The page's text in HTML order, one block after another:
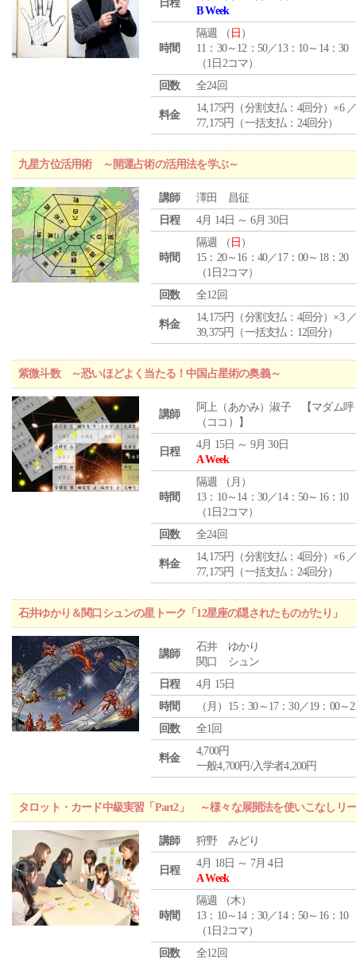
日程
B Week
時間
隔週 （ 日 ）
11：30～12：50／13：10～14：30
（1日2コマ）
回数
全24回
料金
14,175円（分割支払：4回分）×6
77,175円（一括支払：24回分）
九星方位活用術 ～開運占術の活用法を学ぶ～
講師
澤田 昌征
日程
4月 14日 ～ 6月 30日
時間
隔週 （ 日 ）
15：20～16：40／17：00～18：20
（1日2コマ）
回数
全12回
料金
14,175円（分割支払：4回分）×3
39,375円（一括支払：12回分）
紫微斗数 ～恐いほどよく当たる！中国占星術の奥義～
講師
阿上（あかみ）淑子 【マダム呼
（ココ）】
日程
4月 15日 ～ 9月 30日
A Week
時間
隔週 （ 月 ）
13：10～14：30／14：50～16：10
（1日2コマ）
回数
全24回
料金
14,175円（分割支払：4回分）×6
77,175円（一括支払：24回分）
石井ゆかり＆関口シュンの星トーク「12星座の隠されたものがたり」
講師
石井 ゆかり
関口 シュン
日程
4月 15日
時間
（月）15：30～17：30／19：00～
回数
全1回
料金
4,700円
一般4,700円/入学者4,200円
タロット・カード中級実習「Part2」 ～様々な展開法を使いこなしリ
講師 狩野 みどり
日程
4月 18日 ～ 7月 4日
A Week
時間
隔週 （木）
13：10～14：30／14：50～16：10
（1日2コマ）
回数
全12回